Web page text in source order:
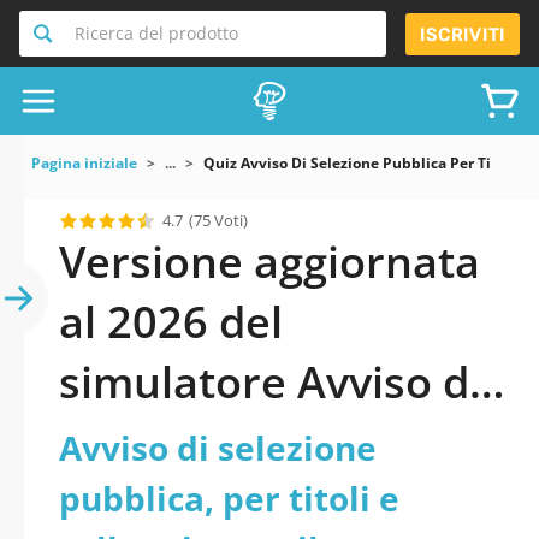
Ricerca del prodotto ISCRIVITI
Pagina iniziale ... Quiz Avviso Di Selezione Pubblica Per Titoli E
4.7 (75 Voti)
Versione aggiornata
al 2026 del
simulatore Avviso di
selezione pubblica,
per titoli e colloquio,
Avviso di selezione
pubblica, per titoli e